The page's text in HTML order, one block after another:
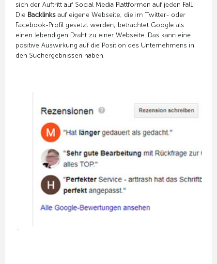
sich der Auftritt auf Social Media Plattformen auf jeden Fall.
Die Backlinksauf eigene Webseite, die im Twitter- oder
Facebook-Profil gesetzt werden, betrachtet Google als
einen lebendigen Draht zu einer Webseite. Das kann eine
positive Auswirkung auf die Position des Unternehmens in
den Suchergebnissen haben.